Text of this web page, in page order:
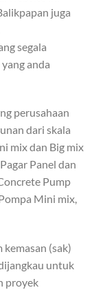
juga
segala
anda
perusahaan
dari skala
mix dan Big mix
Panel dan
Pump
Mini mix,
(sak)
untuk
proyek